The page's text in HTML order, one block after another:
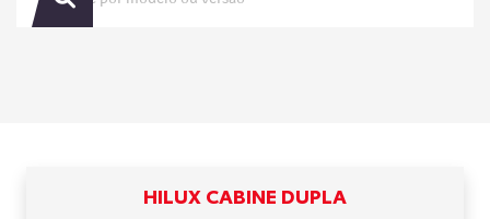
HILUX CABINE DUPLA